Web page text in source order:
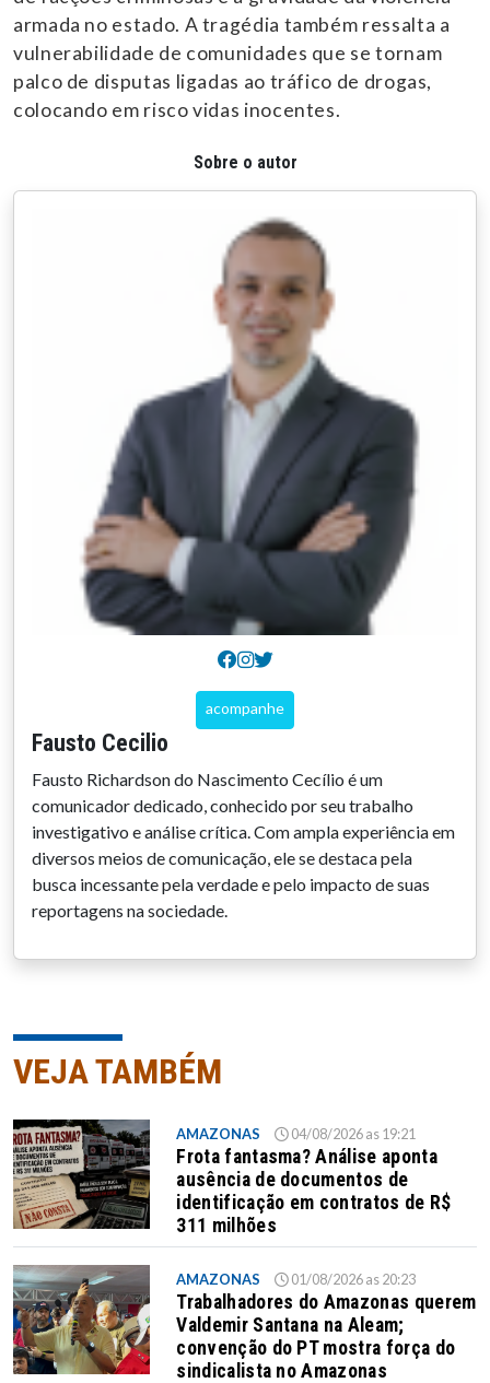
armada no estado. A tragédia também ressalta a
vulnerabilidade de comunidades que se tornam
palco de disputas ligadas ao tráfico de drogas,
colocando em risco vidas inocentes.
Sobre o autor
acompanhe
Fausto Cecilio
Fausto Richardson do Nascimento Cecílio é um
comunicador dedicado, conhecido por seu trabalho
investigativo e análise crítica. Com ampla experiência em
diversos meios de comunicação, ele se destaca pela
busca incessante pela verdade e pelo impacto de suas
reportagens na sociedade.
VEJA TAMBÉM
AMAZONAS 04/08/2026 as 19:21
Frota fantasma? Análise aponta
ausência de documentos de
identificação em contratos de R$
311 milhões
AMAZONAS 01/08/2026 as 20:23
Trabalhadores do Amazonas querem
Valdemir Santana na Aleam;
convenção do PT mostra força do
sindicalista no Amazonas